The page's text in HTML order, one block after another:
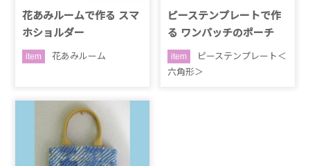
花あみルームで作る スマ
ホショルダー
item 花あみルーム
ピーステンプレートで作
る ワンパッチのポーチ
item
ピーステンプレート＜
六角形＞